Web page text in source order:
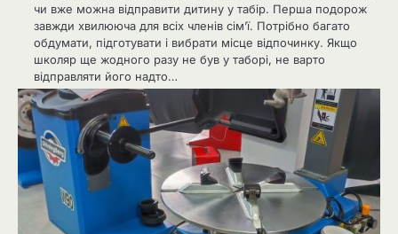
чи вже можна відправити дитину у табір. Перша подорож
завжди хвилююча для всіх членів сім’ї. Потрібно багато
обдумати, підготувати і вибрати місце відпочинку. Якщо
школяр ще жодного разу не був у таборі, не варто
відправляти його надто…